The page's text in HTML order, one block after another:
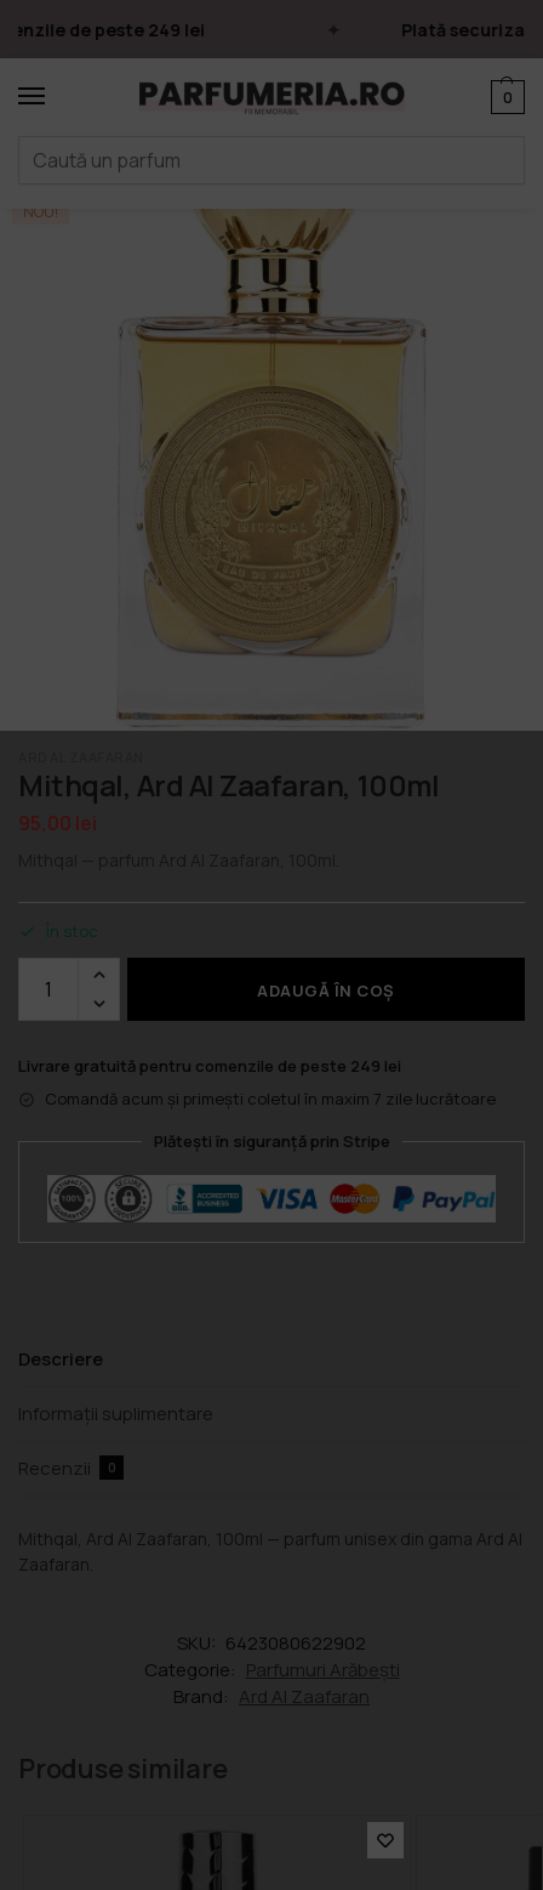
de peste 249 lei Plată securizată
0
Prima pagină / Parfumuri
NOU!
Mithqal, Ard Al Zaafaran, 100ml
95,00 lei
În stoc
ADAUGĂ ÎN COȘ
Livrare gratuită pentru comenzile de peste 249 lei
Comandă acum și primești coletul în maxim 7 zile lucrătoare
Plătești în siguranță prin Stripe
Descriere
Informații suplimentare
Recenzii 0
Mithqal, Ard Al Zaafaran, 100ml — parfum unisex din gama Ard Al
Zaafaran.
SKU: 6423080622902
Categorie: Parfumuri Arăbești
Brand: Ard Al Zaafaran
Produse similare